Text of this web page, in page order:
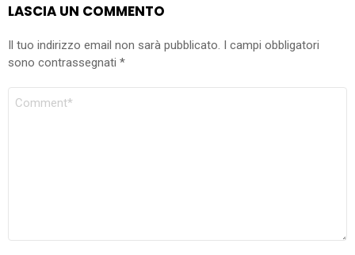
LASCIA UN COMMENTO
Il tuo indirizzo email non sarà pubblicato. I campi obbligatori
sono contrassegnati *
COMMENTO